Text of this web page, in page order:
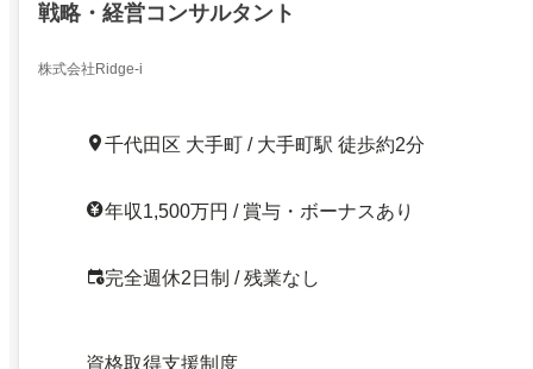
戦略・経営コンサルタント
株式会社Ridge-i
千代田区 大手町 / 大手町駅 徒歩約2分
年収1,500万円 / 賞与・ボーナスあり
完全週休2日制 / 残業なし
資格取得支援制度